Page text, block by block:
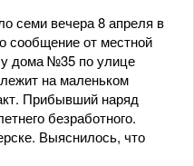
семи вечера 8 апреля в
сообщение от местной
у дома №35 по улице
на маленьком
Прибывший наряд
безработного.
Выяснилось, что